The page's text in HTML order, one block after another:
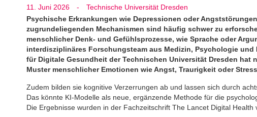
11. Juni 2026 -
Technische Universität Dresden
Psychische Erkrankungen wie Depressionen oder
zugrundeliegenden Mechanismen sind häufig schwer zu
menschlicher Denk- und Gefühlsprozesse, wie Sprache oder
interdisziplinäres Forschungsteam aus Medizin, Psychologie und
für Digitale Gesundheit der Technischen Universität Dresden hat
Muster menschlicher Emotionen wie Angst, Traurigkeit oder
Zudem bilden sie kognitive Verzerrungen ab und lassen sich durch
Das könnte KI-Modelle als neue, ergänzende Methode für die
Die Ergebnisse wurden in der Fachzeitschrift The Lancet Digital Health